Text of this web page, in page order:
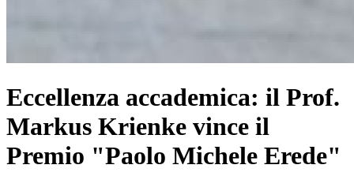
Eccellenza accademica: il Prof.
Markus Krienke vince il
Premio "Paolo Michele Erede"